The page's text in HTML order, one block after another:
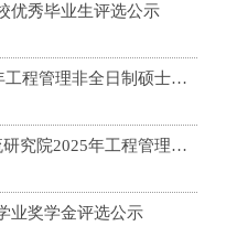
优秀毕业生评选公示
中美物流研究院2025年工程管理非全日制硕士研究生复试结果公示
上海交通大学中美物流研究院2025年工程管理硕士政治成绩查询通知
业奖学金评选公示